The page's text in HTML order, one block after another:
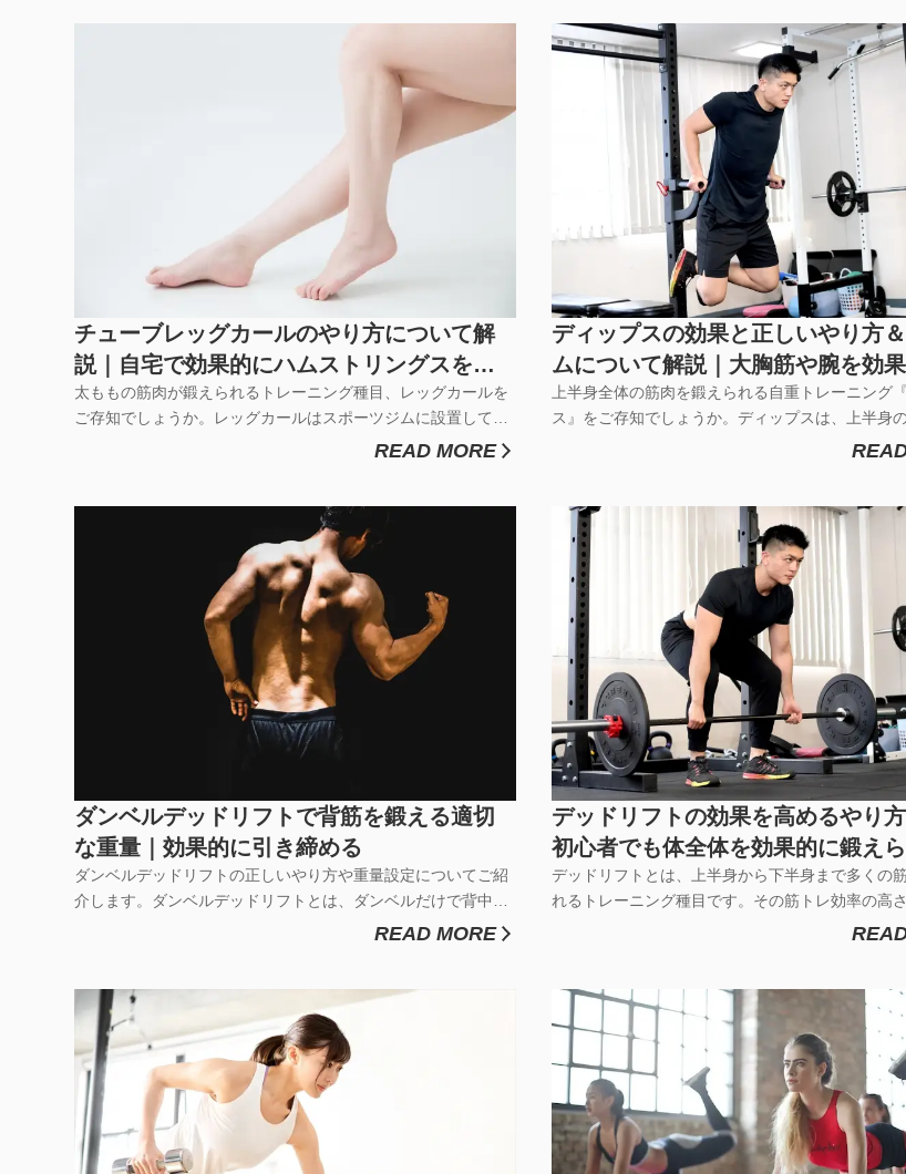
トレーニング後の追込...
チューブレッグカールのやり方について解
説｜自宅で効果的にハムストリングスを鍛
える方法＆コツ
太ももの筋肉が鍛えられるトレーニング種目、レッグカールを
ご存知でしょうか。レッグカールはスポーツジムに設置してあ
るマシンで鍛えることが出来ますが、自宅でレッグカールマシ
READ MORE
ディップスの効果と正しいやり方
ムについて解説｜大胸筋や腕を効
える筋トレ
上半身全体の筋肉を鍛えられる自重トレーニング
ス』をご存知でしょうか。ディップスは、上半身
とも呼ばれており、大胸筋や上腕三頭筋などの筋
レーニングが可能です。...
ダンベルデッドリフトで背筋を鍛える適切
な重量｜効果的に引き締める
ダンベルデッドリフトの正しいやり方や重量設定についてご紹
介します。ダンベルデッドリフトとは、ダンベルだけで背中を
中心に鍛えられ、さらに同時に多種類の筋肉を刺激することが
ンになります。広...
READ MORE
デッドリフトの効果を高めるやり方
初心者でも体全体を効果的に鍛え
法
デッドリフトとは、上半身から下半身まで多くの
れるトレーニング種目です。その筋トレ効率の高
リフトは『筋トレのBIG3』と言われるほど人気の
す。しかし、デッド...